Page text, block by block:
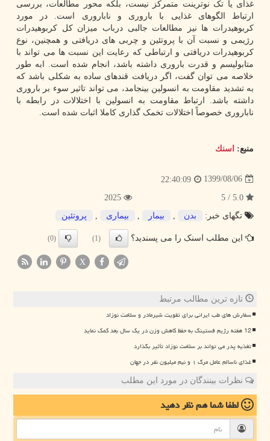
غذای یا تک نوترینت متمرکز نیست، بلکه محور مطالعات، بررسی
ارتباط الگوهای غذایی با باروری و ناباروری است. در مورد
کربوهیدرات ها نیز مطالعات جالبی درباب میزان کل کربوهیدرات
رژیمی و نسبت آن با پروتئین و چربی های دریافتی و همچنین، نوع
کربوهیدرات دریافتی و ارتباطی که رعایت این نسبت ها می تواند با
متابولیسم و قدرت باروری داشته باشد، انجام شده است. ابه طور
خلاصه می توان گفت، اگر دریافت قندهای ساده به شکلی باشد که
به تشدید مقاومت به انسولین بینجامد، می تواند تاثیر سوء بر باروری
داشته باشد. ارتباط مقاومت به انسولین با اختلالات در رابطه با
ناباروری خصوصاً اختلالات تخمک گذاری کاملا اثبات شده است.
منبع: اسنك
1399/08/06
22:40:09
تگهای خبر:
بدن , بیمار , بیماری , پروتئین
این مطلب اسنک را می پسندید؟ (1)
(0)
X
تازه ترین مطالب مرتبط
سفارش های طب ایرانی برای تقویت شیرمادر و سلامت نوزاد
12 هفته رژیم فستینگ به حفظ کاهش وزن در یک سال بعد کمک نماید
تغذیه پدر می تواند بر سلامت نوزاد تأثیر بگذارد
غذای ناسالم عامل مرگ ۱ و نیم میلیون نفر در جهان
نظرات بینندگان در مورد این مطلب
لطفا شما همنظر دهید